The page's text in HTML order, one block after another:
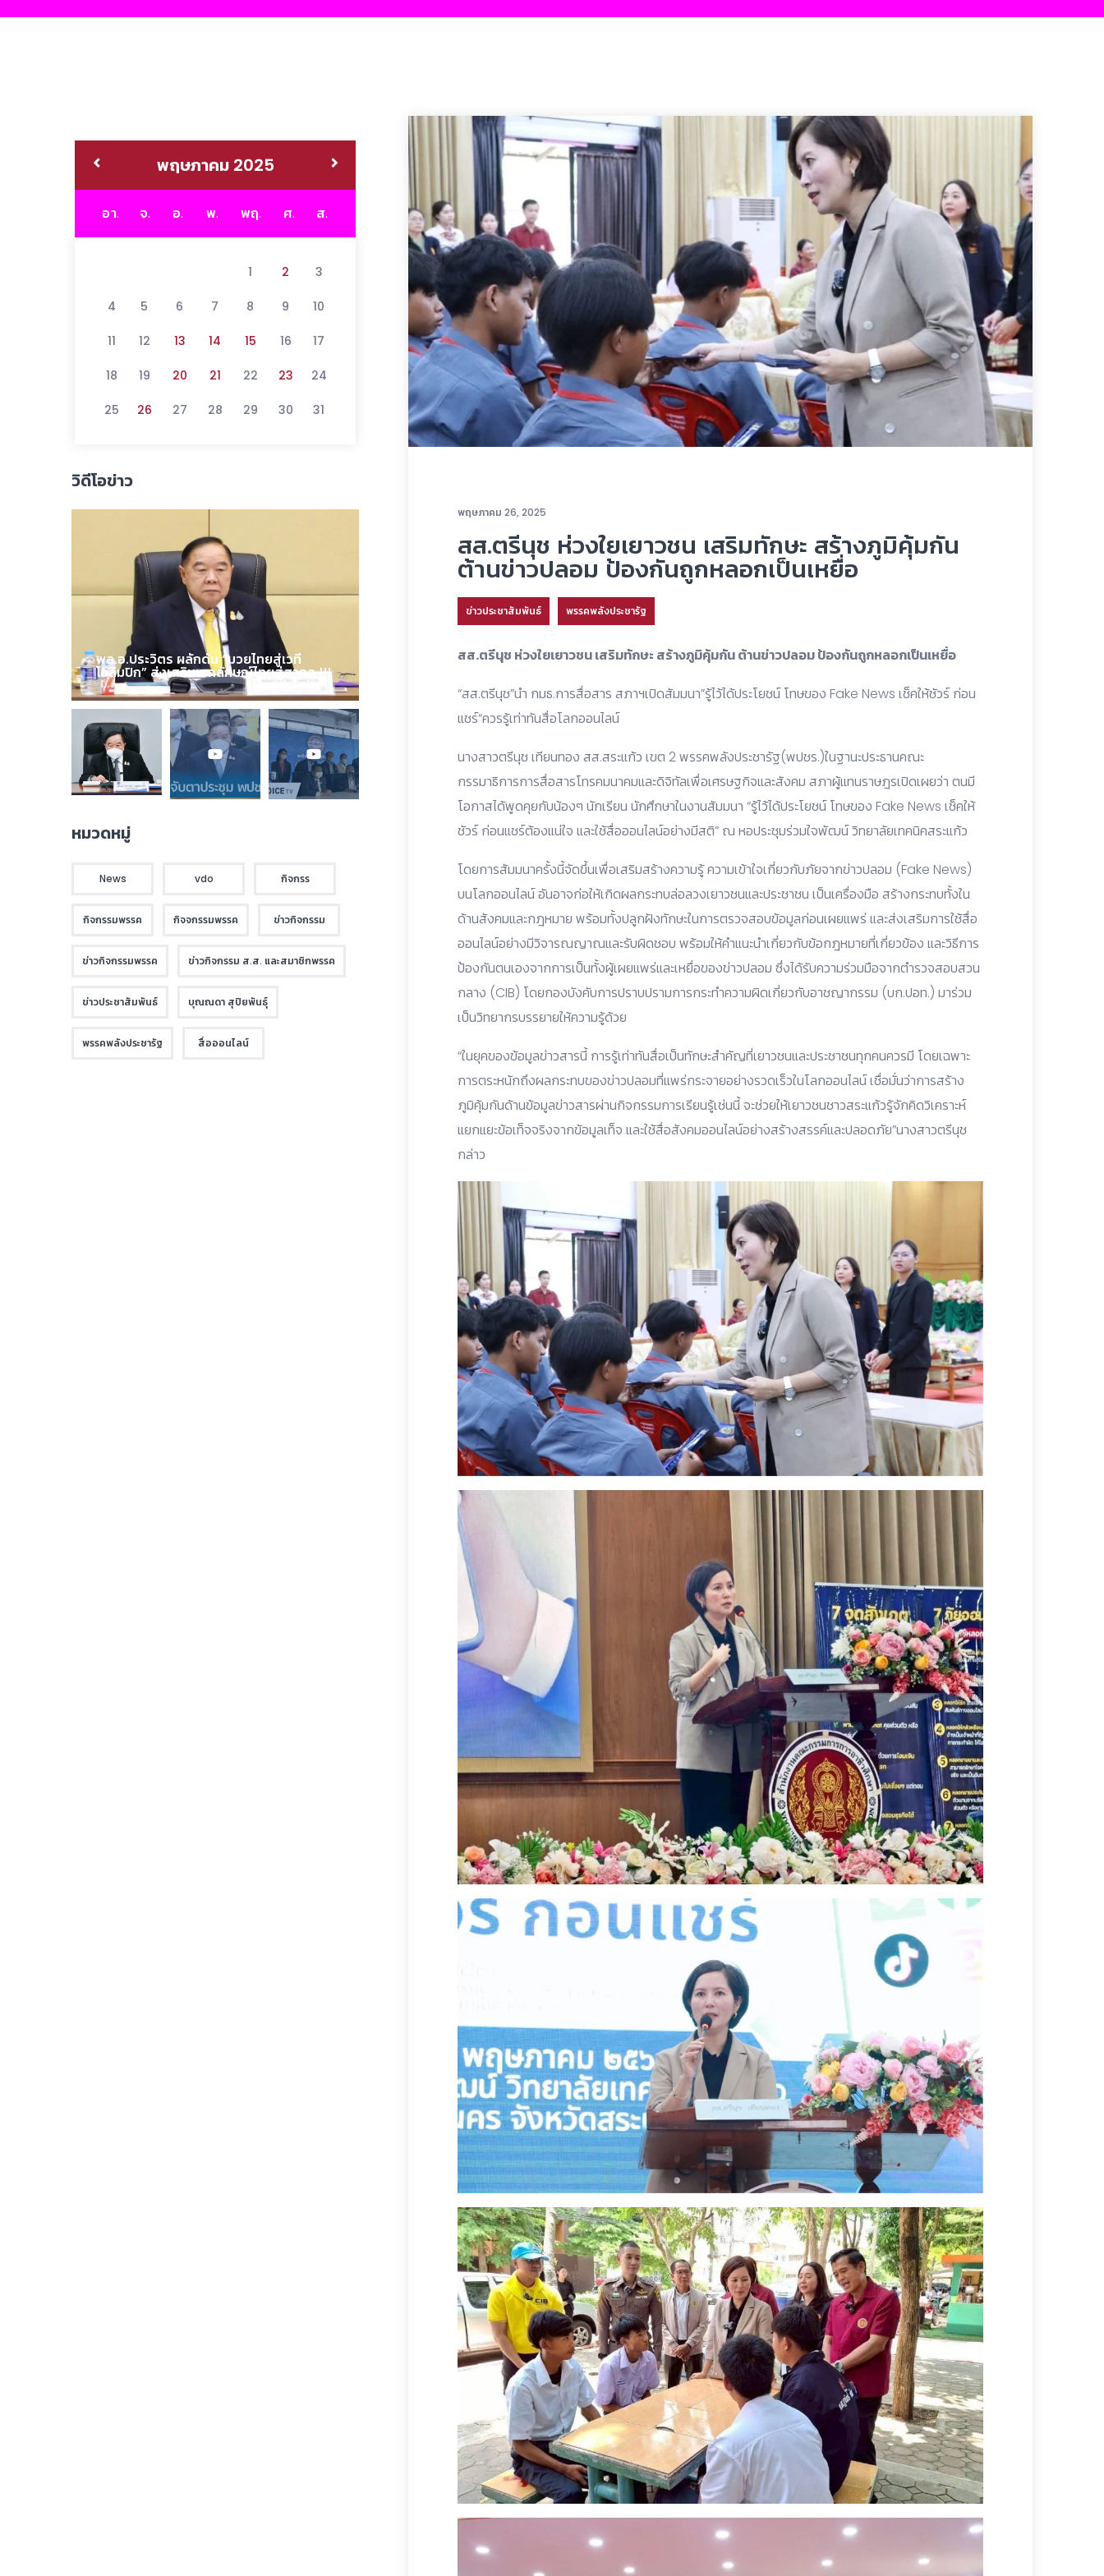
พฤษภาคม 26, 2025
สส.ตรีนุช ห่วงใยเยาวชน เสริมทักษะ สร้างภูมิคุ้มกัน
ต้านข่าวปลอม ป้องกันถูกหลอกเป็นเหยื่อ
ข่าวประชาสัมพันธ์ พรรคพลังประชารัฐ
สส.ตรีนุช ห่วงใยเยาวชน เสริมทักษะ สร้างภูมิคุ้มกัน ต้านข่าวปลอม ป้องกันถูกหลอกเป็นเหยื่อ
“สส.ตรีนุช”นำ กมธ.การสื่อสาร สภาฯเปิดสัมมนา”รู้ไว้ได้ประโยชน์ โทษของ Fake News เช็คให้ชัวร์ ก่อน
แชร์“ควรรู้เท่าทันสื่อโลกออนไลน์
นางสาวตรีนุช เทียนทอง สส.สระแก้ว เขต 2 พรรคพลังประชารัฐ(พปชร.)ในฐานะประธานคณะ
กรรมาธิการการสื่อสารโทรคมนาคมและดิจิทัลเพื่อเศรษฐกิจและสังคม สภาผู้แทนราษฎรเปิดเผยว่า ตนมี
โอกาสได้พูดคุยกับน้องๆ นักเรียน นักศึกษาในงานสัมมนา “รู้ไว้ได้ประโยชน์ โทษของ Fake News เช็คให้
ชัวร์ ก่อนแชร์ต้องแน่ใจ และใช้สื่อออนไลน์อย่างมีสติ” ณ หอประชุมร่วมใจพัฒน์ วิทยาลัยเทคนิคสระแก้ว
โดยการสัมมนาครั้งนี้จัดขึ้นเพื่อเสริมสร้างความรู้ ความเข้าใจเกี่ยวกับภัยจากข่าวปลอม (Fake News)
บนโลกออนไลน์ อันอาจก่อให้เกิดผลกระทบล่อลวงเยาวชนและประชาชน เป็นเครื่องมือ สร้างกระทบทั้งใน
ด้านสังคมและกฎหมาย พร้อมทั้งปลูกฝังทักษะในการตรวจสอบข้อมูลก่อนเผยแพร่ และส่งเสริมการใช้สื่อ
ออนไลน์อย่างมีวิจารณญาณและรับผิดชอบ พร้อมให้คำแนะนำเกี่ยวกับข้อกฎหมายที่เกี่ยวข้อง และวิธีการ
ป้องกันตนเองจากการเป็นทั้งผู้เผยแพร่และเหยื่อของข่าวปลอม ซึ่งได้รับความร่วมมือจากตำรวจสอบสวน
กลาง (CIB) โดยกองบังคับการปราบปรามการกระทำความผิดเกี่ยวกับอาชญากรรม (บก.ปอท.) มาร่วม
เป็นวิทยากรบรรยายให้ความรู้ด้วย
“ในยุคของข้อมูลข่าวสารนี้ การรู้เท่าทันสื่อเป็นทักษะสำคัญที่เยาวชนและประชาชนทุกคนควรมี โดยเฉพาะ
การตระหนักถึงผลกระทบของข่าวปลอมที่แพร่กระจายอย่างรวดเร็วในโลกออนไลน์ เชื่อมั่นว่าการสร้าง
ภูมิคุ้มกันด้านข้อมูลข่าวสารผ่านกิจกรรมการเรียนรู้เช่นนี้ จะช่วยให้เยาวชนชาวสระแก้วรู้จักคิดวิเคราะห์
แยกแยะข้อเท็จจริงจากข้อมูลเท็จ และใช้สื่อสังคมออนไลน์อย่างสร้างสรรค์และปลอดภัย”นางสาวตรีนุช
กล่าว
พฤษภาคม 2025
อา. จ. อ. พ. พฤ. ศ. ส.
1 2 3
4 5 6 7 8 9 10
11 12 13 14 15 16 17
18 19 20 21 22 23 24
25 26 27 28 29 30 31
วิดีโอข่าว
พล.อ.ประวิตร ผลักดัน “มวยไทยสู่เวที
โอลิมปิก” ส่งเสริมเอกลักษณ์ไทยสู่สากล !!!
หมวดหมู่
News vdo กิจกรร
กิจกรรมพรรค กิจจกรรมพรรค ข่าวกิจกรรม
ข่าวกิจกรรมพรรค ข่าวกิจกรรม ส.ส. และสมาชิกพรรค
ข่าวประชาสัมพันธ์ บุณณดา สุปิยพันธุ์
พรรคพลังประชารัฐ สื่อออนไลน์